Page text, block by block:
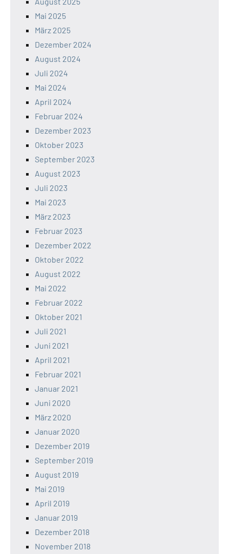
Mai 2025
März 2025
Dezember 2024
August 2024
Juli 2024
Mai 2024
April 2024
Februar 2024
Dezember 2023
Oktober 2023
September 2023
August 2023
Juli 2023
Mai 2023
März 2023
Februar 2023
Dezember 2022
Oktober 2022
August 2022
Mai 2022
Februar 2022
Oktober 2021
Juli 2021
Juni 2021
April 2021
Februar 2021
Januar 2021
Juni 2020
März 2020
Januar 2020
Dezember 2019
September 2019
August 2019
Mai 2019
April 2019
Januar 2019
Dezember 2018
November 2018